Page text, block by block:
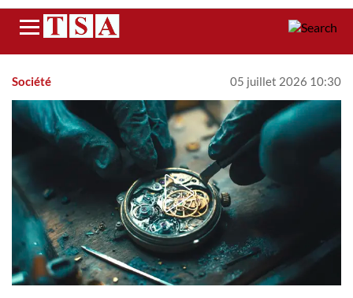
Menu
Société 05 juillet 2026 10:30